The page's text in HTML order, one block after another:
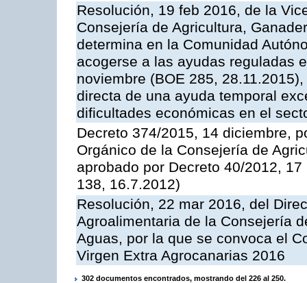
Resolución, 19 feb 2016, de la
Consejería de Agricultura,
determina en la Comunidad
acogerse a las ayudas reguladas
noviembre (BOE 285,
directa de una ayuda temporal
dificultades económicas en el
Decreto 374/2015, 14 diciembre,
Orgánico de la Consejería de
aprobado por Decreto 40/2012,
138, 16.7.2012)
Resolución, 22 mar 2016, del
Agroalimentaria de la Consejería
Aguas, por la que se convoca el
Virgen Extra Agrocanarias 2016
302 documentos encontrados, mostrando del 226 al 250.